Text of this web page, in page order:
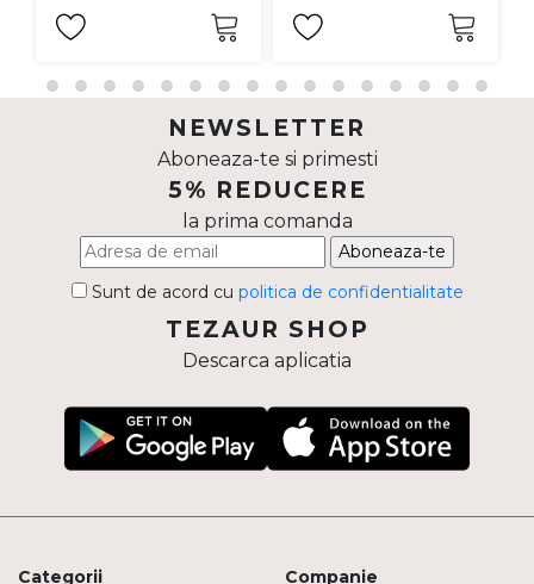
NEWSLETTER
Aboneaza-te si primesti
5% REDUCERE
la prima comanda
Aboneaza-te
Sunt de acord cu politica de confidentialitate
TEZAUR SHOP
Descarca aplicatia
Categorii Companie